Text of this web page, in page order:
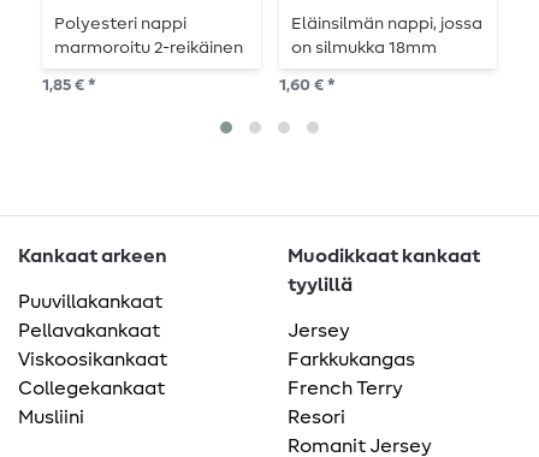
Polyesteri nappi
marmoroitu 2-reikäinen
- 23mm
1,85 € *
Eläinsilmän nappi, jossa
on silmukka 18mm
1,60 € *
Kankaat arkeen
Puuvillakankaat
Pellavakankaat
Viskoosikankaat
Collegekankaat
Musliini
Muodikkaat kankaat
tyylillä
Jersey
Farkkukangas
French Terry
Resori
Romanit Jersey